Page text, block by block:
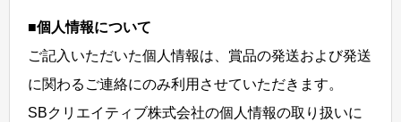
■個人情報について
ご記入いただいた個人情報は、賞品の発送および発送
に関わるご連絡にのみ利用させていただきます。
SBクリエイティブ株式会社の個人情報の取り扱いに